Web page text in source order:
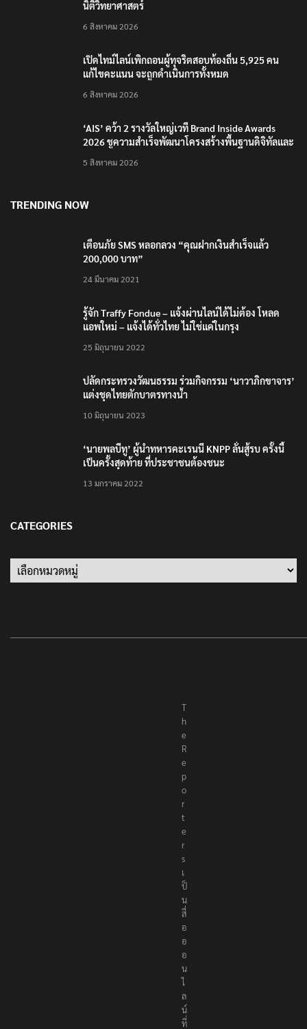
แก้ไขคะแนน จะถูกดำเนินการทั้งหมด
6 สิงหาคม 2026
2026 ชูความสำเร็จพัฒนาโครงสร้างพื้นฐานดิจิทัลและ
5 สิงหาคม 2026
TRENDING NOW
เตือนภัย SMS หลอกลวง “คุณฝากเงินสำเร็จแล้ว
24 มีนาคม 2021
รู้จัก Traffy Fondue – แจ้งผ่านไลน์ได้ไม่ต้อง โหลด
แอพใหม่ – แจ้งได้ทั่วไทย ไม่ใช่แค่ในกรุง
25 มิถุนายน 2022
แต่งชุดไทยตักบาตรทางน้ำ
10 มิถุนายน 2023
เป็นครั้งสุดท้าย ที่ประชาชนต้องชนะ
13 มกราคม 2022
Categories
R
e
p
o
r
t
e
r
s
เ
ป็
น
สื่
อ
อ
อ
น
ไ
ล
น์
ที่
นำ
เ
ส